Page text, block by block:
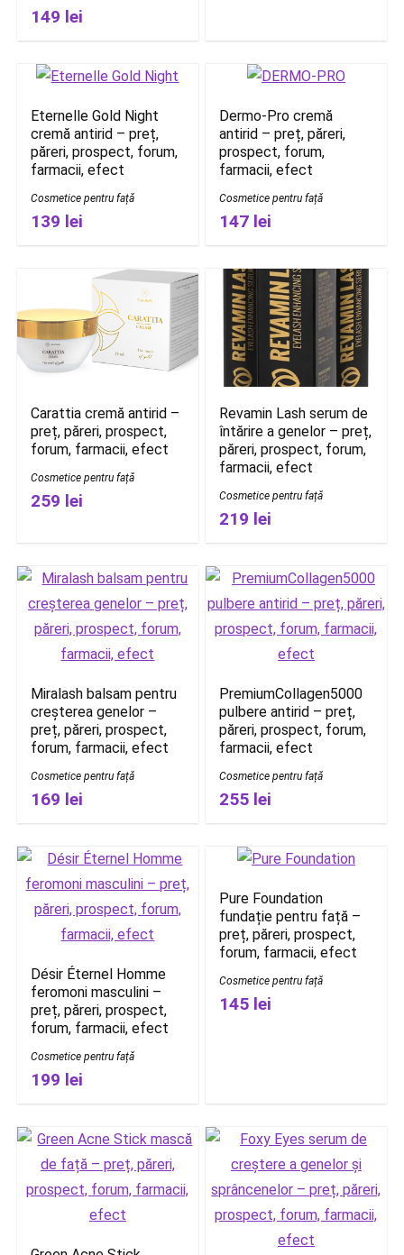
149 lei
Eternelle Gold Night
cremă antirid – preț,
păreri, prospect, forum,
farmacii, efect
Cosmetice pentru față
139 lei
Dermo-Pro cremă
antirid – preț, păreri,
prospect, forum,
farmacii, efect
Cosmetice pentru față
147 lei
Carattia cremă antirid –
preț, păreri, prospect,
forum, farmacii, efect
Cosmetice pentru față
259 lei
Revamin Lash serum de
întărire a genelor – preț,
păreri, prospect, forum,
farmacii, efect
Cosmetice pentru față
219 lei
Miralash balsam pentru
creșterea genelor –
preț, păreri, prospect,
forum, farmacii, efect
Cosmetice pentru față
169 lei
PremiumCollagen5000
pulbere antirid – preț,
păreri, prospect, forum,
farmacii, efect
Cosmetice pentru față
255 lei
Désir Éternel Homme
feromoni masculini –
preț, păreri, prospect,
forum, farmacii, efect
Cosmetice pentru față
199 lei
Pure Foundation
fundație pentru față –
preț, păreri, prospect,
forum, farmacii, efect
Cosmetice pentru față
145 lei